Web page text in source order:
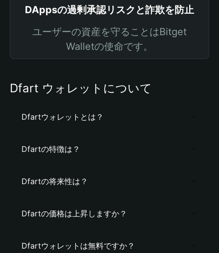
DAppsの過剰承認リスクと詐欺を防止
ユーザーの資産を守ることはBitget
Walletの使命です。
Dfart ウォレットについて
Dfartウォレットとは？
Dfartの特徴は？
Dfartの将来性は？
Dfartの価格は上昇しますか？
Dfartウォレットは無料ですか？